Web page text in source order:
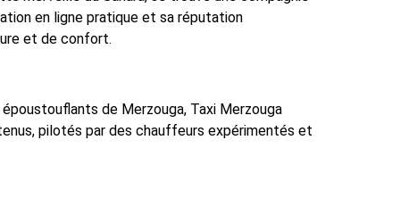
en ligne pratique et sa réputation
et de confort.
de Merzouga, Taxi Merzouga
pilotés par des chauffeurs expérimentés et